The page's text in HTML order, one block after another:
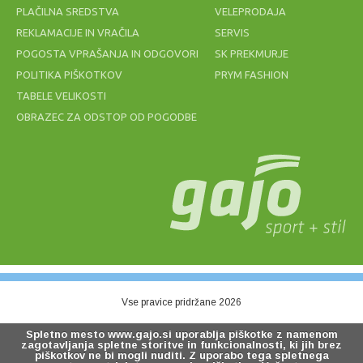
PLAČILNA SREDSTVA
REKLAMACIJE IN VRAČILA
POGOSTA VPRAŠANJA IN ODGOVORI
POLITIKA PIŠKOTKOV
TABELE VELIKOSTI
OBRAZEC ZA ODSTOP OD POGODBE
VELEPRODAJA
SERVIS
SK PREKMURJE
PRYM FASHION
Vse pravice pridržane 2026
Spletno mesto www.gajo.si uporablja piškotke z namenom
zagotavljanja spletne storitve in funkcionalnosti, ki jih brez
piškotkov ne bi mogli nuditi. Z uporabo tega spletnega